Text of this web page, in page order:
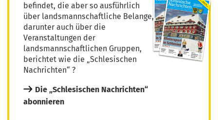
befindet, die aber so ausführlich
über landsmannschaftliche Belange,
darunter auch über die
Veranstaltungen der
landsmannschaftlichen Gruppen,
berichtet wie die „Schlesischen
Nachrichten“ ?
Die „Schlesischen Nachrichten“
abonnieren